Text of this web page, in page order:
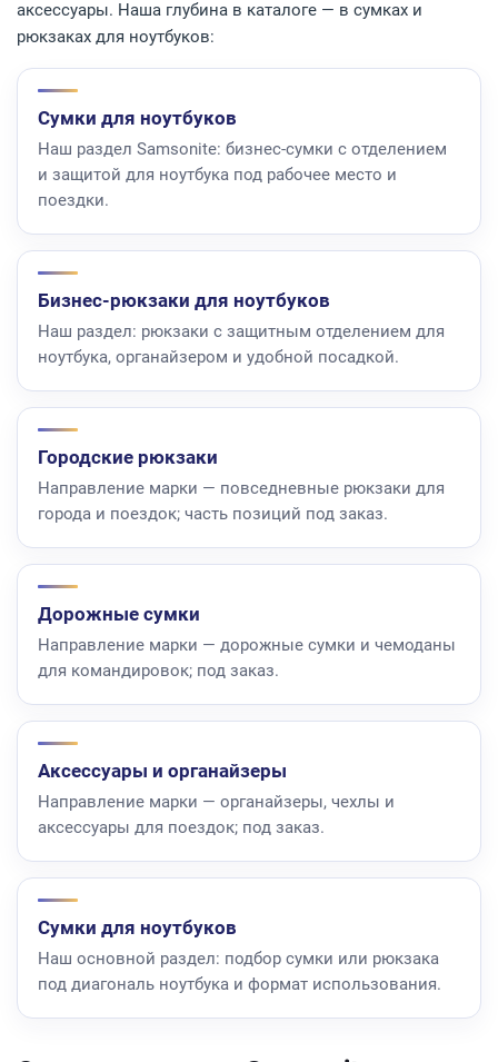
аксессуары. Наша глубина в каталоге — в сумках и
рюкзаках для ноутбуков:
Сумки для ноутбуков
Наш раздел Samsonite: бизнес-сумки с отделением
и защитой для ноутбука под рабочее место и
поездки.
Бизнес-рюкзаки для ноутбуков
Наш раздел: рюкзаки с защитным отделением для
ноутбука, органайзером и удобной посадкой.
Городские рюкзаки
Направление марки — повседневные рюкзаки для
города и поездок; часть позиций под заказ.
Дорожные сумки
Направление марки — дорожные сумки и чемоданы
для командировок; под заказ.
Аксессуары и органайзеры
Направление марки — органайзеры, чехлы и
аксессуары для поездок; под заказ.
Сумки для ноутбуков
Наш основной раздел: подбор сумки или рюкзака
под диагональ ноутбука и формат использования.